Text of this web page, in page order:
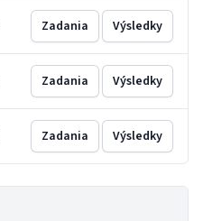
Zadania Výsledky
Zadania Výsledky
Zadania Výsledky